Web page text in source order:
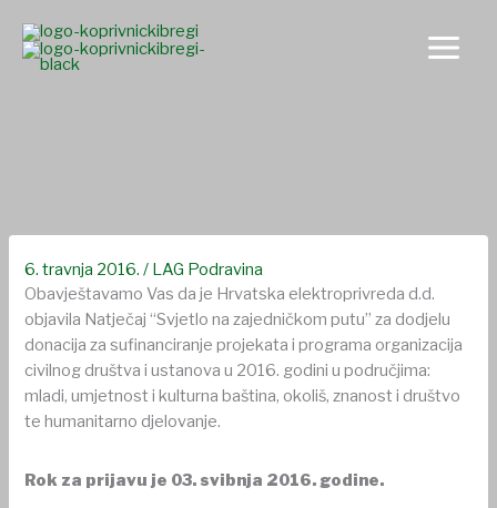
content
6. travnja 2016./ LAG Podravina
Obavještavamo Vas da je Hrvatska elektroprivreda d.d.
objavila Natječaj “Svjetlo na zajedničkom putu” za dodjelu
donacija za sufinanciranje projekata i programa organizacija
civilnog društva i ustanova u 2016. godini u područjima:
mladi, umjetnost i kulturna baština, okoliš, znanost i društvo
te humanitarno djelovanje.
Rok za prijavu je 03. svibnja 2016. godine.